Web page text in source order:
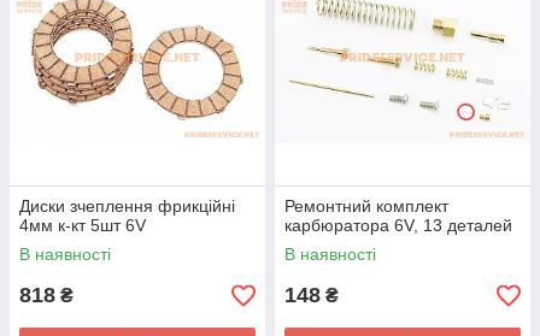
Диски зчеплення фрикційні
4мм к-кт 5шт 6V
В наявності
818 ₴
Ремонтний комплект
карбюратора 6V, 13 деталей
В наявності
148 ₴